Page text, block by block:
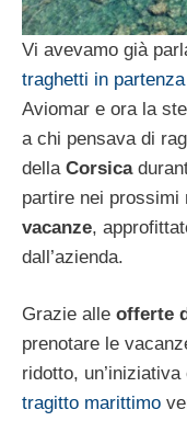
Vi avevamo già
traghetti in
Aviomar e ora la
a chi pensava di
della Corsica
partire nei
vacanze,
dall’azienda.
Grazie alle offerte
prenotare le
ridotto,
tragitto marittimo